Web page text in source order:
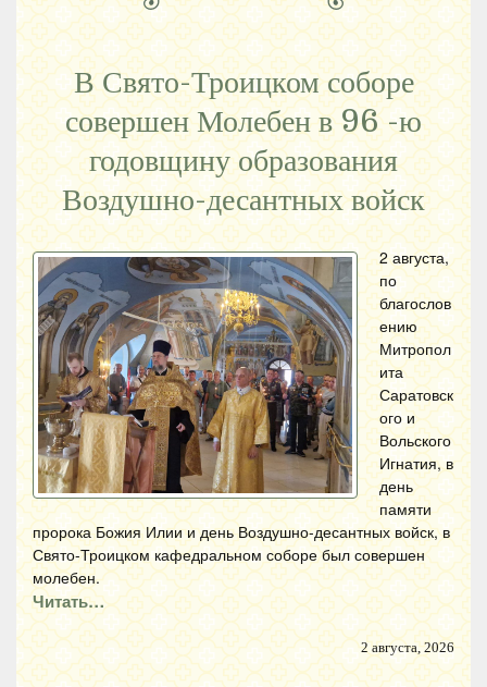
В Свято-Троицком соборе
совершен Молебен в 96 -ю
годовщину образования
Воздушно-десантных войск
2 августа,
по
благослов
ению
Митропол
ита
Саратовск
ого и
Вольского
Игнатия, в
день
памяти
пророка Божия Илии и день Воздушно-десантных войск, в
Свято-Троицком кафедральном соборе был совершен
молебен.
Читать…
2 августа, 2026